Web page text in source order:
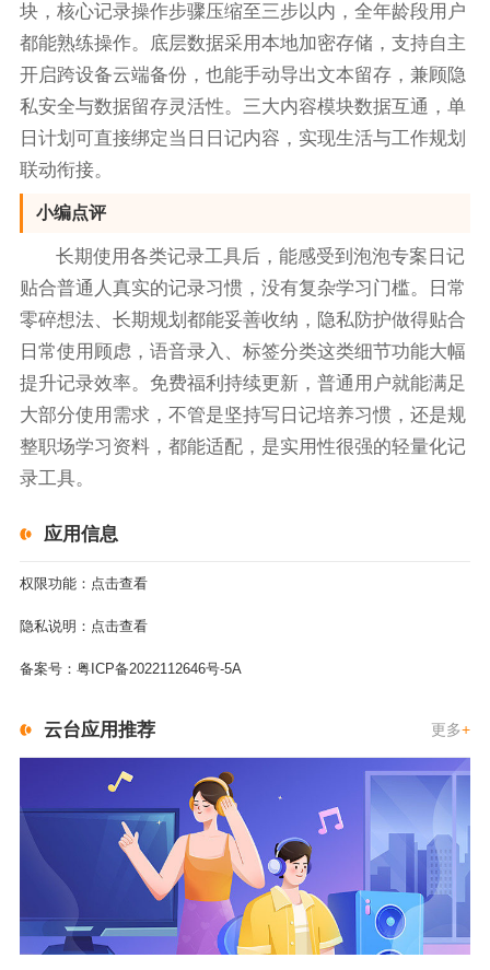
块，核心记录操作步骤压缩至三步以内，全年龄段用户
都能熟练操作。底层数据采用本地加密存储，支持自主
开启跨设备云端备份，也能手动导出文本留存，兼顾隐
私安全与数据留存灵活性。三大内容模块数据互通，单
日计划可直接绑定当日日记内容，实现生活与工作规划
联动衔接。
小编点评
长期使用各类记录工具后，能感受到泡泡专案日记
贴合普通人真实的记录习惯，没有复杂学习门槛。日常
零碎想法、长期规划都能妥善收纳，隐私防护做得贴合
日常使用顾虑，语音录入、标签分类这类细节功能大幅
提升记录效率。免费福利持续更新，普通用户就能满足
大部分使用需求，不管是坚持写日记培养习惯，还是规
整职场学习资料，都能适配，是实用性很强的轻量化记
录工具。
应用信息
权限功能： 点击查看
隐私说明： 点击查看
备案号： 粤ICP备2022112646号-5A
云台应用推荐 更多+